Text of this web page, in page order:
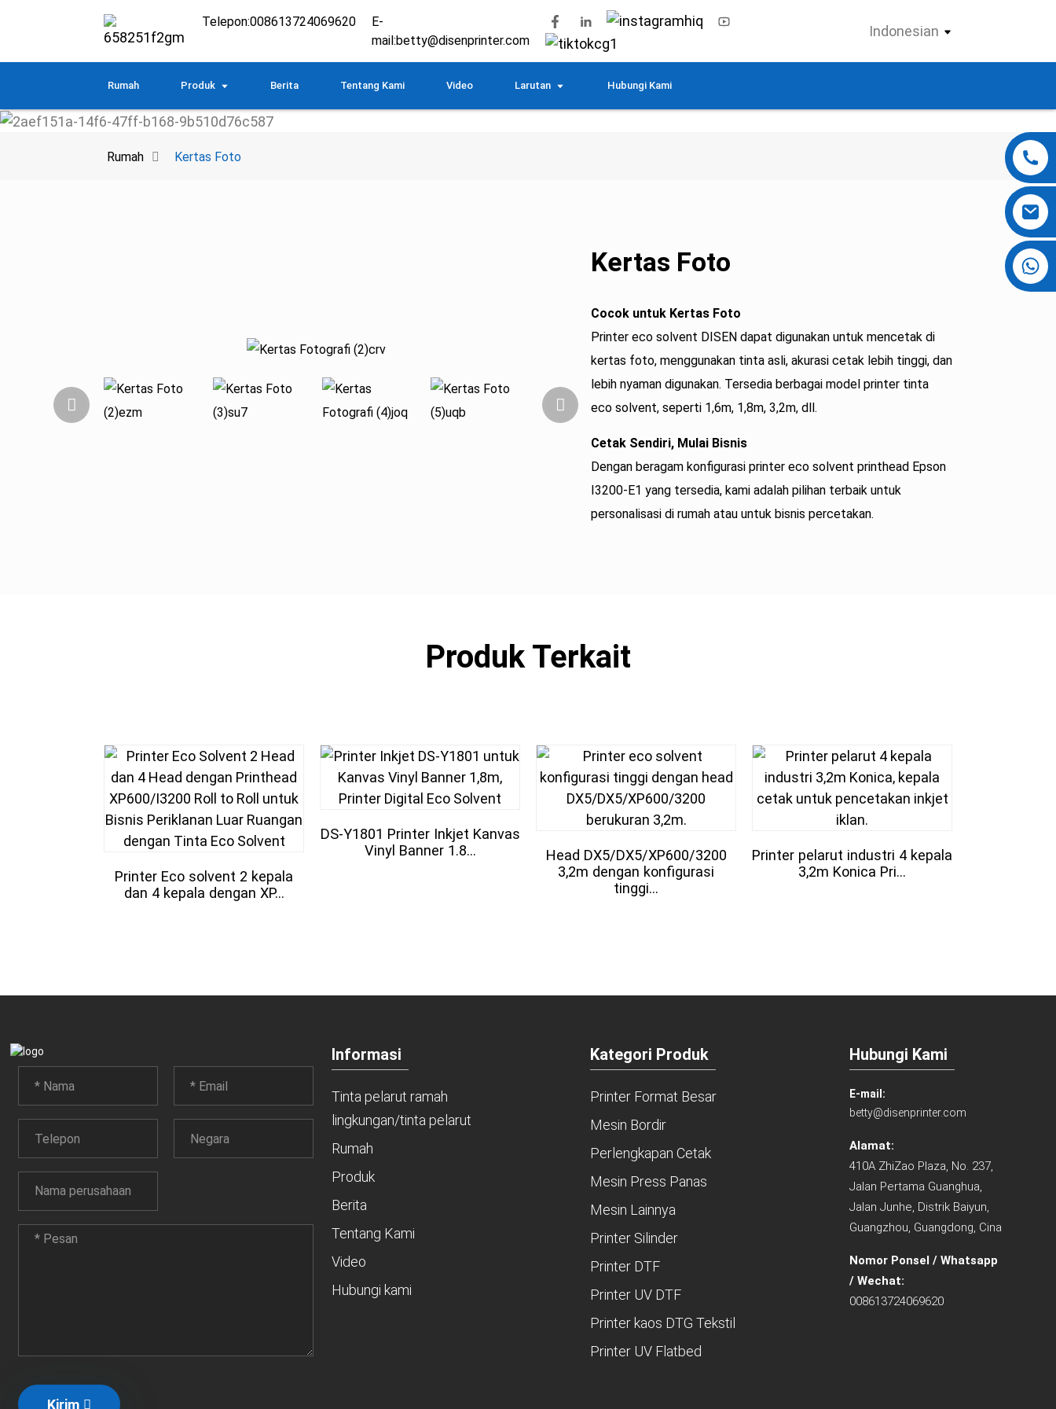
Telepon:008613724069620
E-
mail:betty@disenprinter.com
Indonesian
Rumah Produk Berita Tentang Kami Video Larutan Hubungi Kami
Rumah Kertas Foto
Kertas Foto
Cocok untuk Kertas Foto
Printer eco solvent DISEN dapat digunakan untuk mencetak di
kertas foto, menggunakan tinta asli, akurasi cetak lebih tinggi, dan
lebih nyaman digunakan. Tersedia berbagai model printer tinta
eco solvent, seperti 1,6m, 1,8m, 3,2m, dll.
Cetak Sendiri, Mulai Bisnis
Dengan beragam konfigurasi printer eco solvent printhead Epson
I3200-E1 yang tersedia, kami adalah pilihan terbaik untuk
personalisasi di rumah atau untuk bisnis percetakan.
Produk Terkait
Printer Eco solvent 2 kepala
dan 4 kepala dengan XP...
DS-Y1801 Printer Inkjet Kanvas
Vinyl Banner 1.8...
Head DX5/DX5/XP600/3200
3,2m dengan konfigurasi
tinggi...
Printer pelarut industri 4 kepala
3,2m Konica Pri...
Kirim
Informasi
Tinta pelarut ramah
lingkungan/tinta pelarut
Rumah
Produk
Berita
Tentang Kami
Video
Hubungi kami
Kategori Produk
Printer Format Besar
Mesin Bordir
Perlengkapan Cetak
Mesin Press Panas
Mesin Lainnya
Printer Silinder
Printer DTF
Printer UV DTF
Printer kaos DTG Tekstil
Printer UV Flatbed
Hubungi Kami
E-mail:
betty@disenprinter.com
Alamat:
410A ZhiZao Plaza, No. 237,
Jalan Pertama Guanghua,
Jalan Junhe, Distrik Baiyun,
Guangzhou, Guangdong, Cina
Nomor Ponsel / Whatsapp
/ Wechat:
008613724069620